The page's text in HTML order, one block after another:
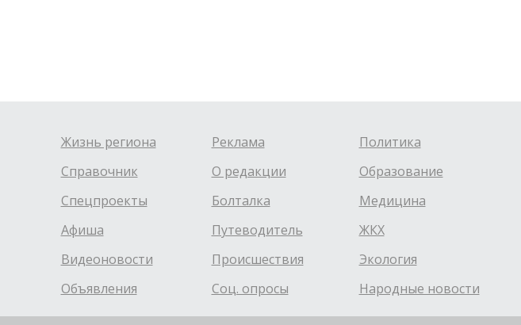
Жизнь региона
Справочник
Спецпроекты
Афиша
Видеоновости
Объявления
Реклама
О редакции
Болталка
Путеводитель
Происшествия
Соц. опросы
Политика
Образование
Медицина
ЖКХ
Экология
Народные новости